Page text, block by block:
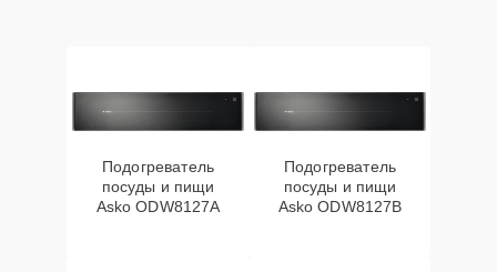
Подогреватель
посуды и пищи
Asko ODW8127A
Подогреватель
посуды и пищи
Asko ODW8127B